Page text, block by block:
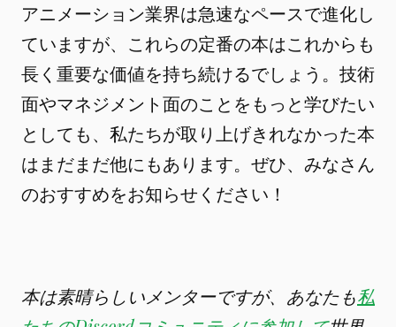
アニメーション業界は急速なペースで進化し
ていますが、これらの定番の本はこれからも
長く重要な価値を持ち続けるでしょう。技術
面やマネジメント面のことをもっと学びたい
としても、私たちが取り上げきれなかった本
はまだまだ他にもあります。ぜひ、みなさん
のおすすめをお知らせください！
本は素晴らしいメンターですが、あなたも私